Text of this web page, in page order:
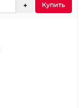
Купить